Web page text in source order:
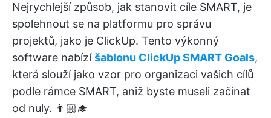
Nejrychlejší způsob, jak stanovit cíle SMART, je
spolehnout se na platformu pro správu
projektů, jako je ClickUp. Tento výkonný
software nabízíšablonu ClickUp SMART Goals,
která slouží jako vzor pro organizaci vašich cílů
podle rámce SMART, aniž byste museli začínat
od nuly. 👨🏼‍🎓